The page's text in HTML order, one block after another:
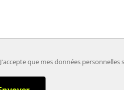
J'accepte que mes données